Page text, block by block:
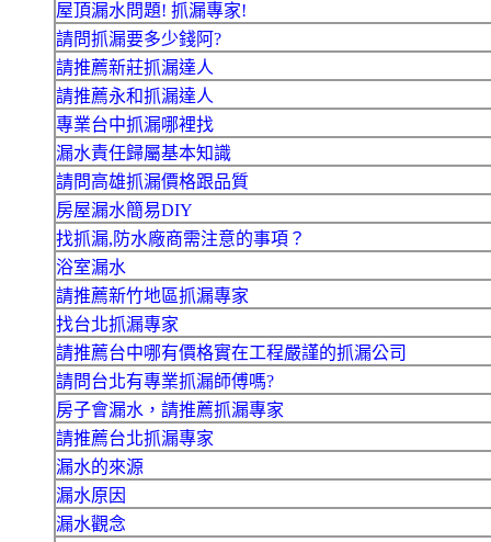
屋頂漏水問題! 抓漏專家!
請問抓漏要多少錢阿?
請推薦新莊抓漏達人
請推薦永和抓漏達人
專業台中抓漏哪裡找
漏水責任歸屬基本知識
請問高雄抓漏價格跟品質
房屋漏水簡易DIY
找抓漏,防水廠商需注意的事項？
浴室漏水
請推薦新竹地區抓漏專家
找台北抓漏專家
請推薦台中哪有價格實在工程嚴謹的抓漏公司
請問台北有專業抓漏師傅嗎?
房子會漏水，請推薦抓漏專家
請推薦台北抓漏專家
漏水的來源
漏水原因
漏水觀念